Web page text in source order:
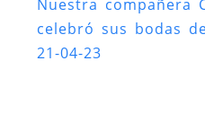
Nuestra compañera
celebró sus bodas
21-04-23